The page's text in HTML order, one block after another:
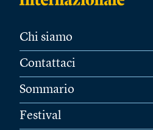
Chi siamo
Contattaci
Sommario
Festival